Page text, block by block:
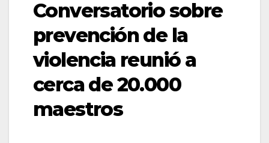
Conversatorio sobre
prevención de la
violencia reunió a
cerca de 20.000
maestros